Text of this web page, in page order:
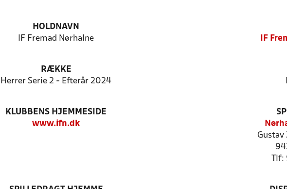
HOLDNAVN
IF Fremad Nørhalne
IF
RÆKKE
Herrer Serie 2 - Efterår 2024
KLUBBENS HJEMMESIDE
www.ifn.dk
Gustav